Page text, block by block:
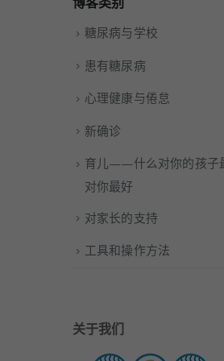
糖尿病与学校
患有糖尿病
心理健康与倦怠
新确诊
育儿——什么对你的孩子
对你最好
对家长的支持
工具和操作方法
关于我们